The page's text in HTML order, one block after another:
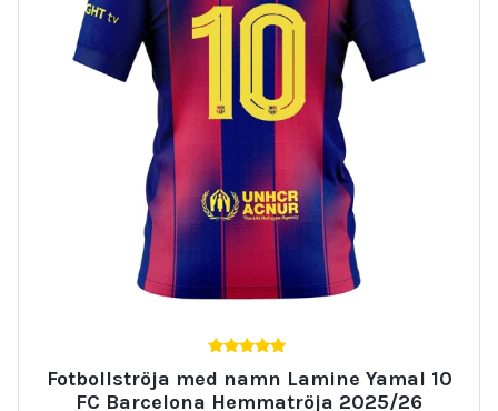
av 5
Fotbollströja med namn Lamine Yamal 10
FC Barcelona Hemmatröja 2025/26